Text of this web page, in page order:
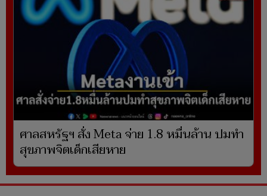
ศาลสหรัฐฯ สั่ง Meta จ่าย 1.8 หมื่นล้าน ปมทำ
สุขภาพจิตเด็กเสียหาย